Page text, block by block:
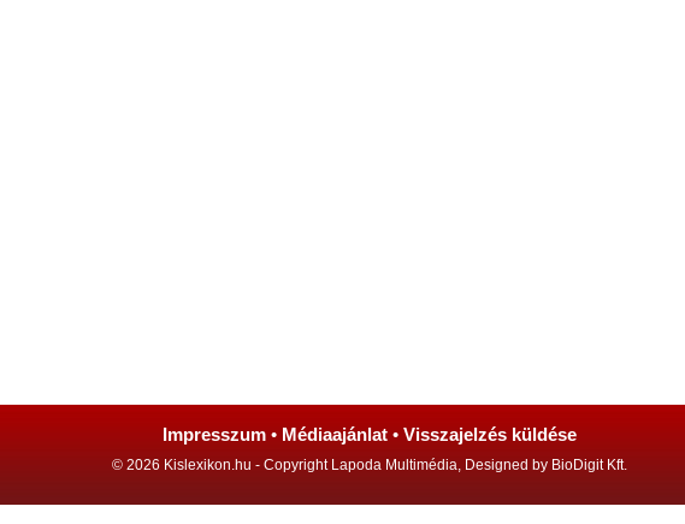
Impresszum • Médiaajánlat • Visszajelzés küldése
© 2026 Kislexikon.hu - Copyright Lapoda Multimédia, Designed by BioDigit Kft.